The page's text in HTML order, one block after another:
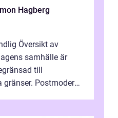
Hagberg
Översikt av
samhälle är
till
Postmodern